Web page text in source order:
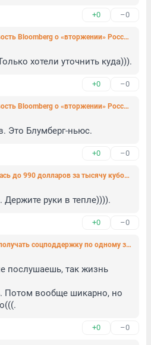
+0 –0
В ООН отреагировали на новость Bloomberg о «вторжении» России на Украину
хотели уточнить куда))).
+0 –0
В ООН отреагировали на новость Bloomberg о «вторжении» России на Украину
Это Блумберг-ньюс.
+0 –0
Цена на газ в Европе снизилась до 990 долларов за тысячу кубометров
руки в тепле)))).
+0 –0
Голикова: Россияне смогут получать соцподдержку по одному заявлению на «Госуслугах» или без него
послушаешь, так жизнь
Потом вообще шикарно, но
+0 –0